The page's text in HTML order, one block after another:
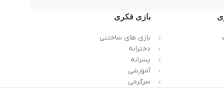
بازی فکری
بازی های ساختنی
دخترانه
پسرانه
آموزشی
سرگرمی